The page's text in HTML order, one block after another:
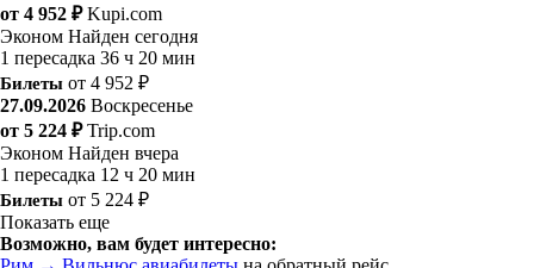
от 4 952 ₽ Kupi.com
Эконом Найден сегодня
1 пересадка 36 ч 20 мин
Билеты от 4 952 ₽
27.09.2026 Воскресенье
от 5 224 ₽ Trip.com
Эконом Найден вчера
1 пересадка 12 ч 20 мин
Билеты от 5 224 ₽
Показать еще
Возможно, вам будет интересно: